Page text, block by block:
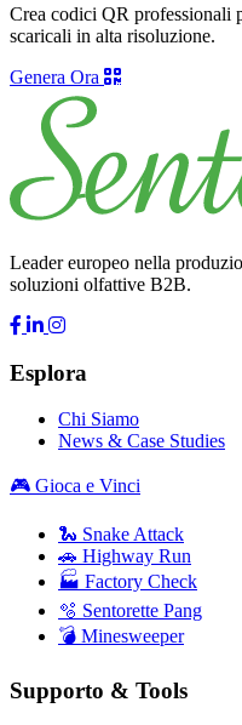
Crea codici QR professionali
scaricali in alta risoluzione.
Genera Ora
Leader europeo nella
soluzioni olfattive B2B.
Esplora
Chi Siamo
News & Case Studies
🎮 Gioca e Vinci
🐍 Snake Attack
🚗 Highway Run
🏭 Factory Check
🫧 Sentorette Pang
💣 Minesweeper
Supporto & Tools